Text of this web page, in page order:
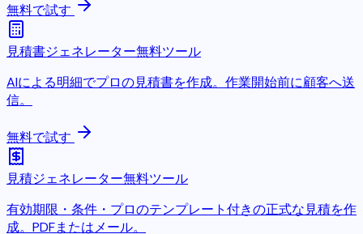
無料で試す
見積書ジェネレーター無料ツール
AIによる明細でプロの見積書を作成。作業開始前に顧客へ送
信。
無料で試す
見積ジェネレーター無料ツール
有効期限・条件・プロのテンプレート付きの正式な見積を作
成。PDFまたはメール。